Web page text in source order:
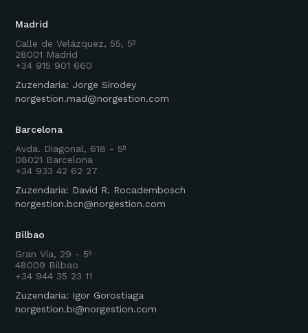
Madrid
Calle de Velázquez, 55, 5º
28001 Madrid
+34 915 901 660
Zuzendaria: Jorge Sirodey
norgestion.mad@norgestion.com
Barcelona
Avda. Diagonal, 618 - 5º
08021 Barcelona
+34 933 42 62 27
Zuzendaria: David R. Rocadembosch
norgestion.bcn@norgestion.com
Bilbao
Gran Vía, 29 - 5º
48009 Bilbao
+34 944 35 23 11
Zuzendaria: Igor Gorostiaga
norgestion.bi@norgestion.com